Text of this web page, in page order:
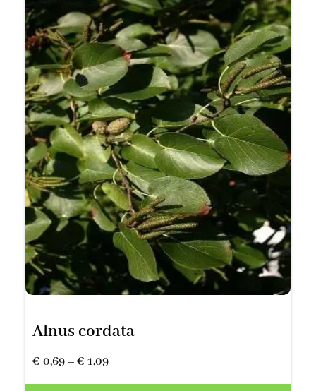
Alnus cordata
€ 0,69–€ 1,09Prijsklasse:
€ 0,69